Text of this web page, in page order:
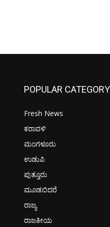
POPULAR CATEGORY
Fresh News
ಕರಾವಳಿ
ಮಂಗಳೂರು
ಉಡುಪಿ
ಪುತ್ತೂರು
ಮೂಡಬಿದರೆ
ರಾಜ್ಯ
ರಾಜಕೀಯ